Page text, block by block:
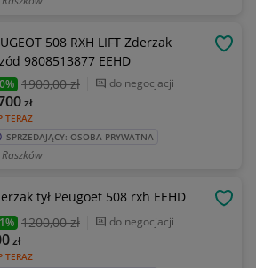
508 RXH LIFT Zderzak
9808513877 EEHD
1900,00 zł do negocjacji
TERAZ
zł
SPRZEDAJĄCY: OSOBA PRYWATNA
Raszków
tył Peugoet 508 rxh EEHD
1200,00 zł do negocjacji
TERAZ
zł